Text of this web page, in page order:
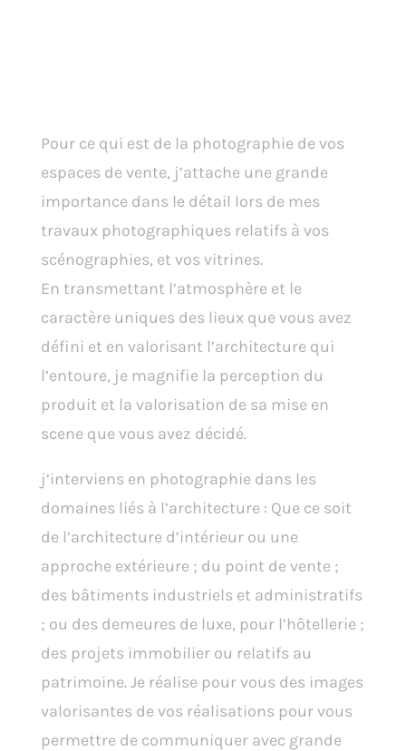
Pour ce qui est de la photographie de vos
espaces de vente, j’attache une grande
importance dans le détail lors de mes
travaux photographiques relatifs à vos
scénographies, et vos vitrines.
En transmettant l’atmosphère et le
caractère uniques des lieux que vous avez
défini et en valorisant l’architecture qui
l’entoure, je magnifie la perception du
produit et la valorisation de sa mise en
scene que vous avez décidé.
j’interviens en photographie dans les
domaines liés à l’architecture : Que ce soit
de l’architecture d’intérieur ou une
approche extérieure ; du point de vente ;
des bâtiments industriels et administratifs
; ou des demeures de luxe, pour l’hôtellerie ;
des projets immobilier ou relatifs au
patrimoine. Je réalise pour vous des images
valorisantes de vos réalisations pour vous
permettre de communiquer avec grande